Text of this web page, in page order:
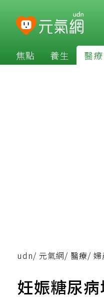
焦點 養生 醫療
udn/ 元氣網/ 醫療/
妊娠糖尿